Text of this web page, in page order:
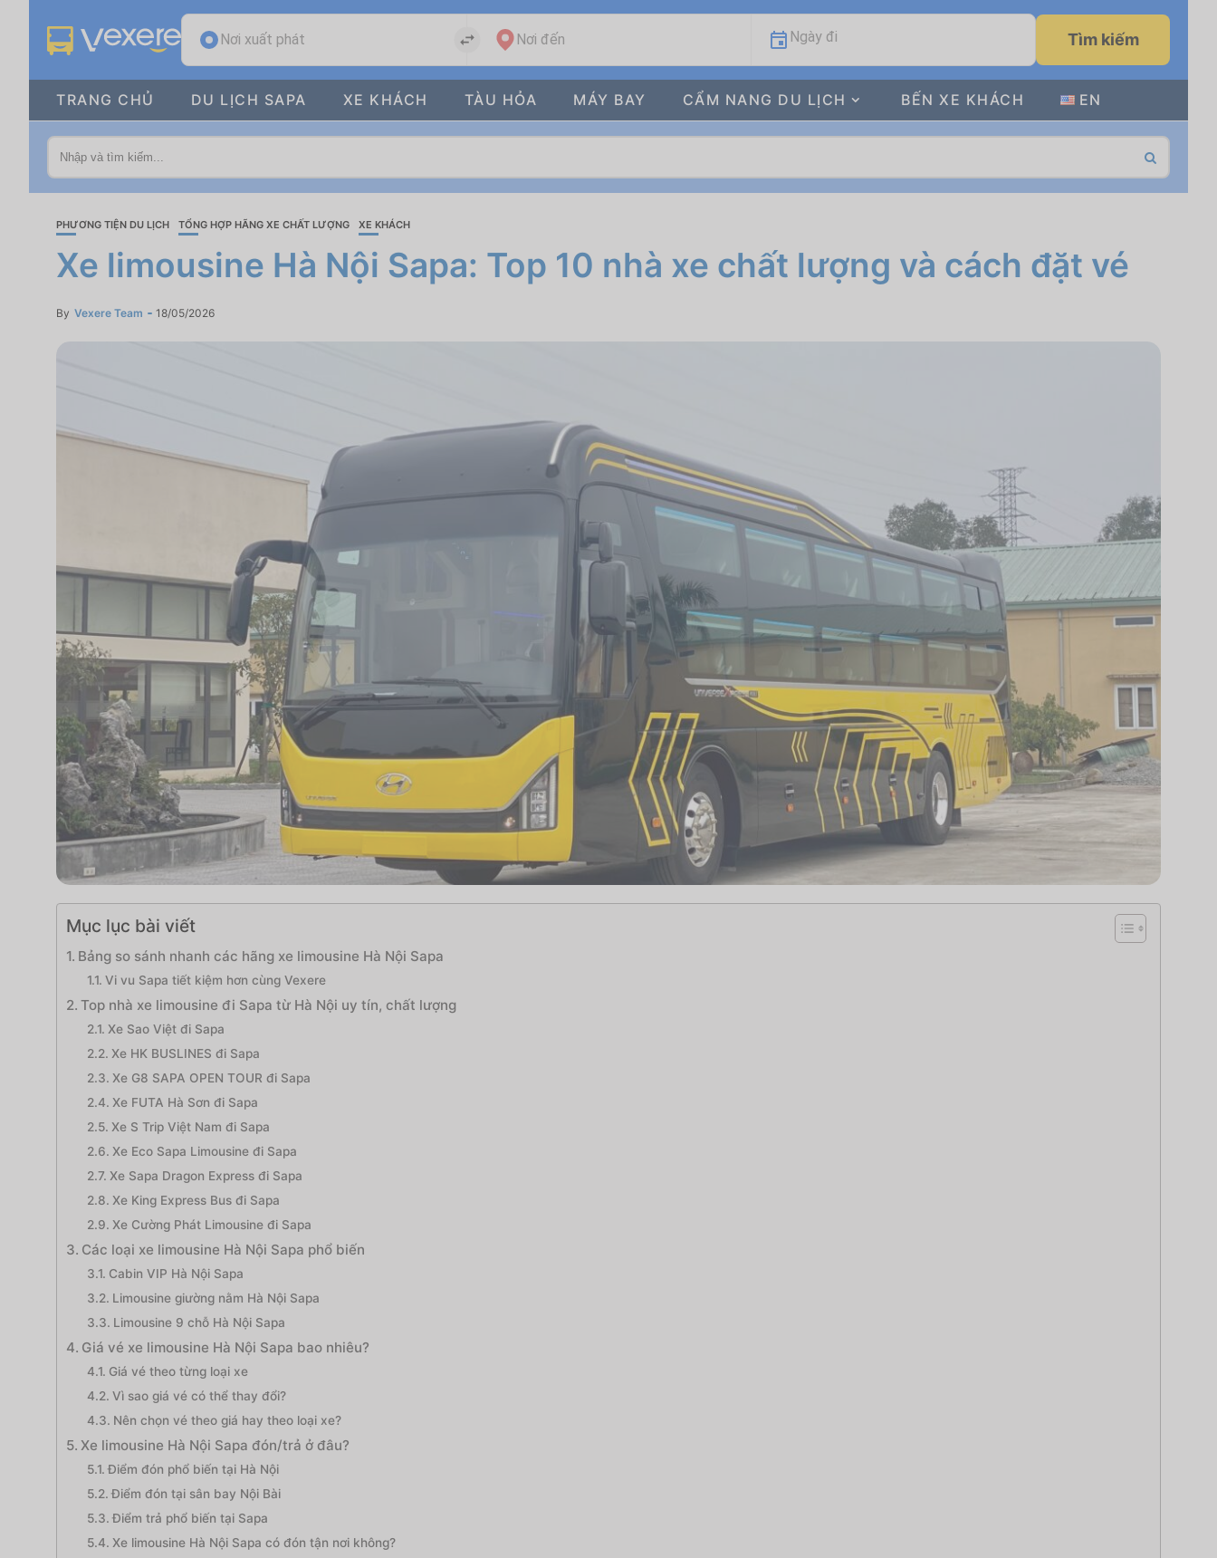
Nơi xuất phát Nơi đến Ngày đi Tìm kiếm
TRANG CHỦ DU LỊCH SAPA XE KHÁCH TÀU HỎA MÁY BAY CẨM NANG DU LỊCH BẾN XE KHÁCH EN
PHƯƠNG TIỆN DU LỊCH TỔNG HỢP HÃNG XE CHẤT LƯỢNG XE KHÁCH
Xe limousine Hà Nội Sapa: Top 10 nhà xe chất lượng và cách đặt vé
By Vexere Team 18/05/2026
Mục lục bài viết
Bảng so sánh nhanh các hãng xe limousine Hà Nội Sapa
Vi vu Sapa tiết kiệm hơn cùng Vexere
Top nhà xe limousine đi Sapa từ Hà Nội uy tín, chất lượng
Xe Sao Việt đi Sapa
Xe HK BUSLINES đi Sapa
Xe G8 SAPA OPEN TOUR đi Sapa
Xe FUTA Hà Sơn đi Sapa
Xe S Trip Việt Nam đi Sapa
Xe Eco Sapa Limousine đi Sapa
Xe Sapa Dragon Express đi Sapa
Xe King Express Bus đi Sapa
Xe Cường Phát Limousine đi Sapa
Các loại xe limousine Hà Nội Sapa phổ biến
Cabin VIP Hà Nội Sapa
Limousine giường nằm Hà Nội Sapa
Limousine 9 chỗ Hà Nội Sapa
Giá vé xe limousine Hà Nội Sapa bao nhiêu?
Giá vé theo từng loại xe
Vì sao giá vé có thể thay đổi?
Nên chọn vé theo giá hay theo loại xe?
Xe limousine Hà Nội Sapa đón/trả ở đâu?
Điểm đón phổ biến tại Hà Nội
Điểm đón tại sân bay Nội Bài
Điểm trả phổ biến tại Sapa
Xe limousine Hà Nội Sapa có đón tận nơi không?